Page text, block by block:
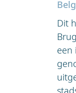
Dit
een